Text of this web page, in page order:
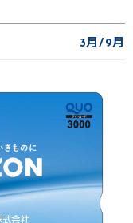
3月 9月